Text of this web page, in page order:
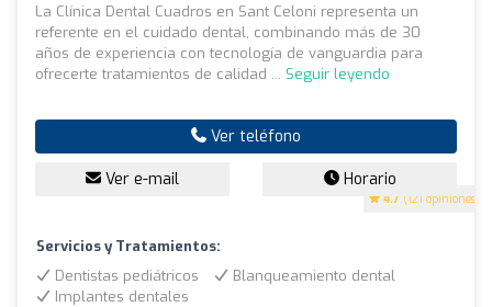
4.7 (121 opiniones)
La Clínica Dental Cuadros en Sant Celoni representa un
referente en el cuidado dental, combinando más de 30
años de experiencia con tecnología de vanguardia para
ofrecerte tratamientos de calidad ... Seguir leyendo
Ver teléfono
Ver e-mail Horario
Servicios y Tratamientos:
Dentistas pediátricos
Blanqueamiento dental
Implantes dentales